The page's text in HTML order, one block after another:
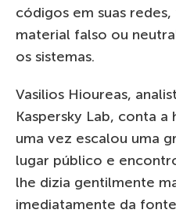
códigos em suas
material falso ou
os sistemas.
Vasilios Hioureas,
Kaspersky Lab, conta
uma vez escalou uma
lugar público e
lhe dizia gentilmente
imediatamente da